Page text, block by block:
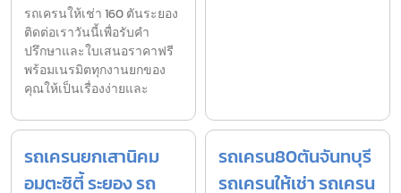
รถเครนให้เช่า 160 ตันระยอง
ติดต่อเราวันนี้เพื่อรับคำ
ปรึกษาและใบเสนอราคาฟรี
พร้อมเนรมิตทุกงานยกของ
คุณให้เป็นเรื่องง่ายและ
รถเครนยกเสานิคม
อมตะซิตี้ ระยอง รถ
รถเครน80ตันจันทบุรี
รถเครนให้เช่า รถเครน